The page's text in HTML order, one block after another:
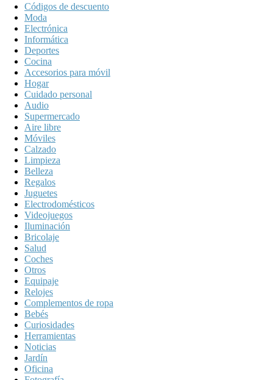
Códigos de descuento
Moda
Electrónica
Informática
Deportes
Cocina
Accesorios para móvil
Hogar
Cuidado personal
Audio
Supermercado
Aire libre
Móviles
Calzado
Limpieza
Belleza
Regalos
Juguetes
Electrodomésticos
Videojuegos
Iluminación
Bricolaje
Salud
Coches
Otros
Equipaje
Relojes
Complementos de ropa
Bebés
Curiosidades
Herramientas
Noticias
Jardín
Oficina